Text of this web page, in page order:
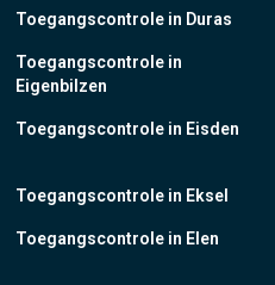
Toegangscontrole in Duras
Toegangscontrole in
Eigenbilzen
Toegangscontrole in Eisden
Toegangscontrole in Eksel
Toegangscontrole in Elen